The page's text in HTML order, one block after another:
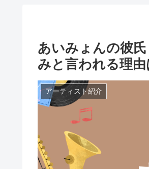
あいみょんの彼
みと言われる理由
アーティスト紹介